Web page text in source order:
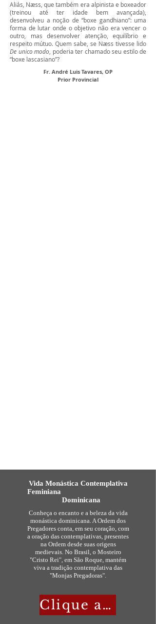
Aliás, Næss, que também era alpinista e boxeador
(treinou até ter idade bem avançada),
desenvolveu a noção de “boxe gandhiano”: uma
forma de lutar onde o objetivo não era vencer o
outro, mas desenvolver atenção, equilíbrio e
respeito mútuo. Quem sabe, se Næss tivesse lido
De unico modo , poderia ter chamado seu estilo de
“boxe lascasiano”?
Fr. André Luis Tavares, OP
Prior Provincial
Vida Monástica Contemplativa
Feminiana
Dominicana
Conheça o encanto e a beleza da vida
monástica dominicana. A Ordem dos
Pregadores conta, em seu coração, com
a oração das contemplativas, presentes
na Ordem desde suas origens
medievais. No Brasil, o Mosteiro
"Cristo Rei", em São Roque, mantém
viva a tradição contemplativa das
"Monjas Pregadoras".
Clique aqui